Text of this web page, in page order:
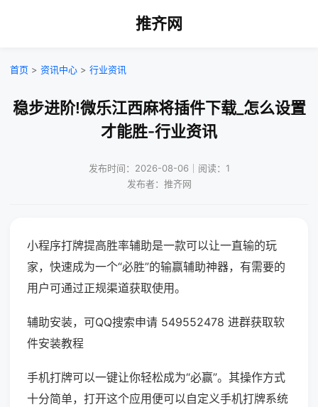
推齐网
首页 > 资讯中心 > 行业资讯
稳步进阶!微乐江西麻将插件下载_怎么设置
才能胜-行业资讯
发布时间：2026-08-06｜阅读：1
发布者：推齐网
小程序打牌提高胜率辅助是一款可以让一直输的玩
家，快速成为一个“必胜”的输赢辅助神器，有需要的
用户可通过正规渠道获取使用。
辅助安装，可QQ搜索申请 549552478 进群获取软
件安装教程
手机打牌可以一键让你轻松成为“必赢”。其操作方式
十分简单，打开这个应用便可以自定义手机打牌系统